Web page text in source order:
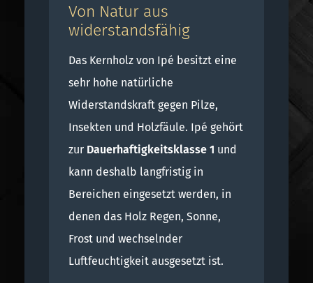
Von Natur aus
widerstandsfähig
Das Kernholz von Ipé besitzt eine
sehr hohe natürliche
Widerstandskraft gegen Pilze,
Insekten und Holzfäule. Ipé gehört
zur Dauerhaftigkeitsklasse 1 und
kann deshalb langfristig in
Bereichen eingesetzt werden, in
denen das Holz Regen, Sonne,
Frost und wechselnder
Luftfeuchtigkeit ausgesetzt ist.